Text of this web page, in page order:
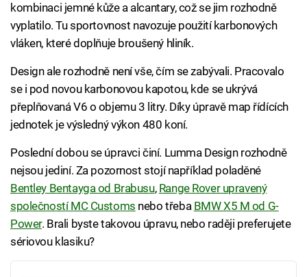
kombinaci jemné kůže a alcantary, což se jim rozhodně
vyplatilo. Tu sportovnost navozuje použití karbonových
vláken, které doplňuje broušený hliník.
Design ale rozhodně není vše, čím se zabývali. Pracovalo
se i pod novou karbonovou kapotou, kde se ukrývá
přeplňovaná V6 o objemu 3 litry. Díky úpravě map řídících
jednotek je výsledný výkon 480 koní.
Poslední dobou se úpravci činí. Lumma Design rozhodně
nejsou jediní. Za pozornost stojí například poladěné
Bentley Bentayga od Brabusu, Range Rover upravený
společností MC Customs nebo třeba BMW X5 M od G-
Power. Brali byste takovou úpravu, nebo raději preferujete
sériovou klasiku?